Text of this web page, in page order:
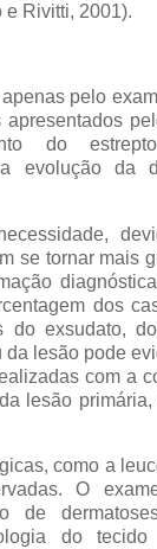
Rivitti, 2001).
pelo
do
evolução da
se tornar mais
dos
do exsudato,
lesão pode
com a
lesão
como a
O
de
do